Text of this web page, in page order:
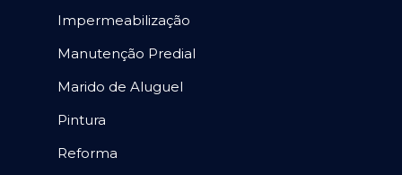
Impermeabilização
Manutenção Predial
Marido de Aluguel
Pintura
Reforma